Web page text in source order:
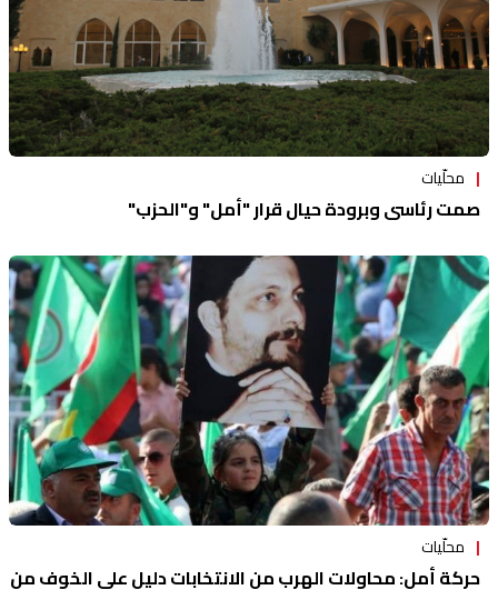
محلّيات
صمت رئاسي وبرودة حيال قرار "أمل" و"الحزب"
محلّيات
حركة أمل: محاولات الهرب من الانتخابات دليل على الخوف من